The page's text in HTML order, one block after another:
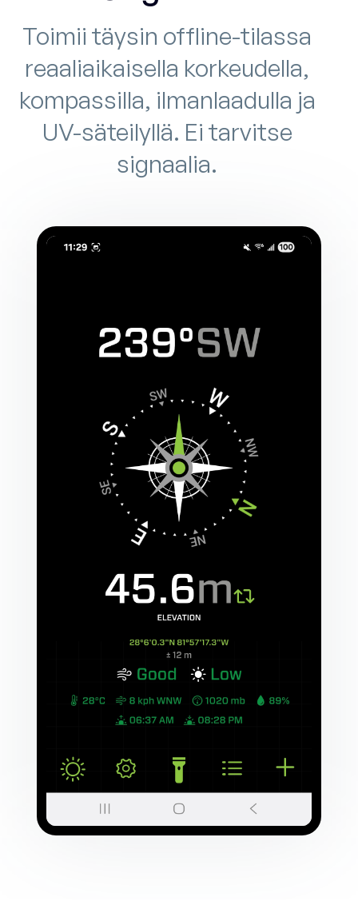
Toimii täysin offline-tilassa
reaaliaikaisella korkeudella,
kompassilla, ilmanlaadulla ja
UV-säteilyllä. Ei tarvitse
signaalia.